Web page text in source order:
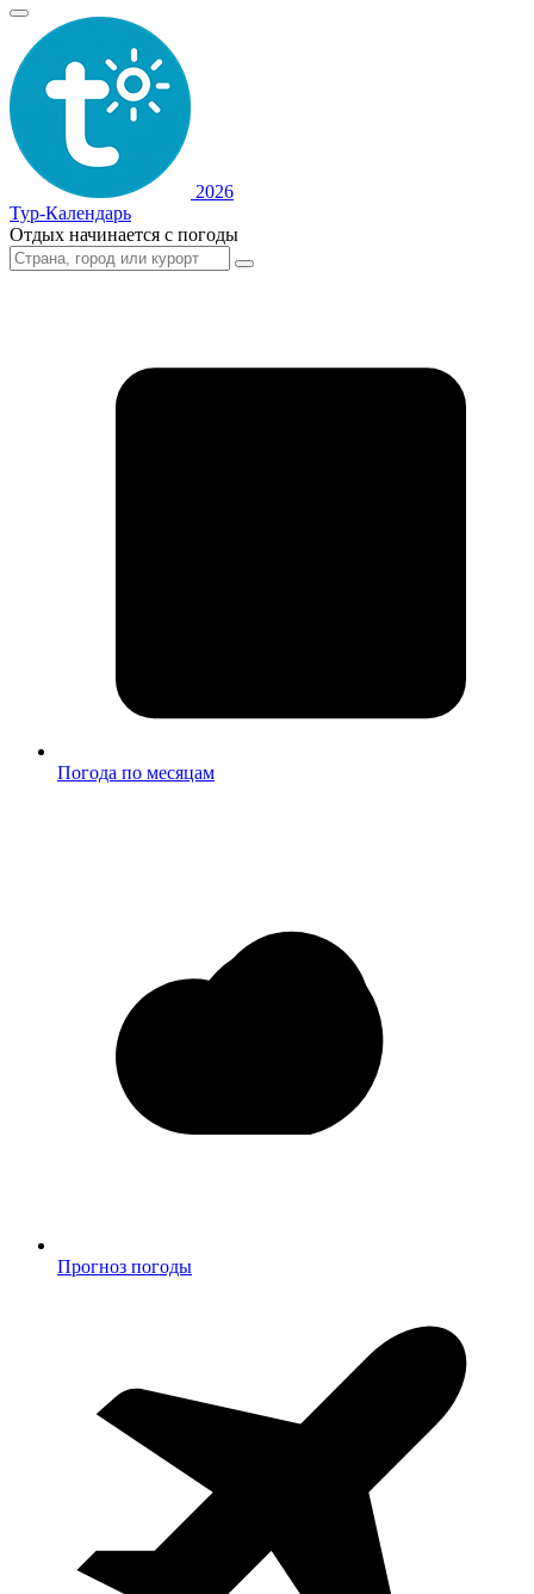
2026
Тур-Календарь
Отдых начинается с погоды
Погода по месяцам
Прогноз погоды